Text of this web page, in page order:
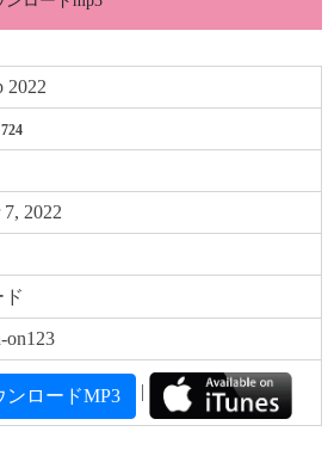
2022
724
2022
on123
ンロードMP3 |